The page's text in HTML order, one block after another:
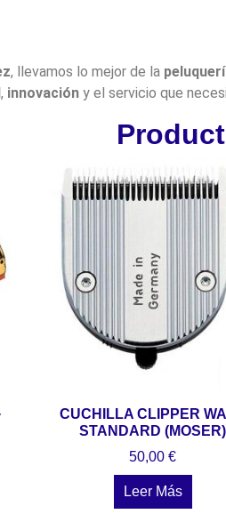
, llevamos lo mejor de la
, innovacióny el servicio que
CUCHILLA CLIPPER
STANDARD (MOSER)
50,00€
Leer Más